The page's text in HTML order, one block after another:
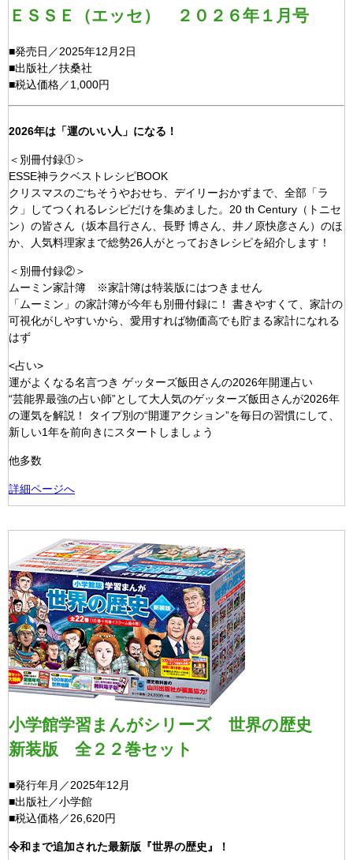
ＥＳＳＥ（エッセ） ２０２６年１月号
■発売日／2025年12月2日
■出版社／扶桑社
■税込価格／1,000円
2026年は「運のいい人」になる！
＜別冊付録①＞
ESSE神ラクベストレシピBOOK
クリスマスのごちそうやおせち、デイリーおかずまで、全部「ラ
ク」してつくれるレシピだけを集めました。20 th Century（トニセ
ン）の皆さん（坂本昌行さん、長野 博さん、井ノ原快彦さん）のほ
か、人気料理家まで総勢26人がとっておきレシピを紹介します！
＜別冊付録②＞
ムーミン家計簿 ※家計簿は特装版にはつきません
「ムーミン」の家計簿が今年も別冊付録に！ 書きやすくて、家計の
可視化がしやすいから、愛用すれば物価高でも貯まる家計になれる
はず
<占い>
運がよくなる名言つき ゲッターズ飯田さんの2026年開運占い
“芸能界最強の占い師”として大人気のゲッターズ飯田さんが2026年
の運気を解説！ タイプ別の“開運アクション”を毎日の習慣にして、
新しい1年を前向きにスタートしましょう
他多数
詳細ページへ
小学館学習まんがシリーズ 世界の歴史
新装版 全２２巻セット
■発行年月／2025年12月
■出版社／小学館
■税込価格／26,620円
令和まで追加された最新版『世界の歴史』！